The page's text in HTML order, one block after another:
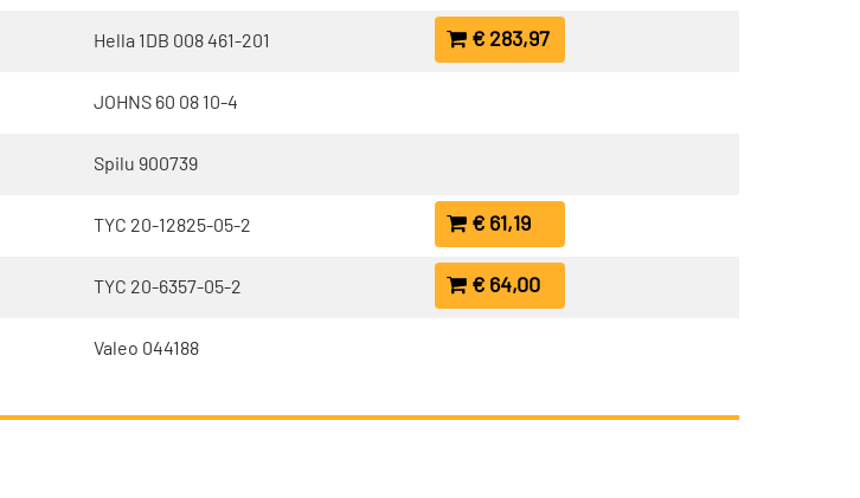
Hella 1DB 008 461-201 € 283,97
JOHNS 60 08 10-4
Spilu 900739
TYC 20-12825-05-2 € 61,19
TYC 20-6357-05-2 € 64,00
Valeo 044188